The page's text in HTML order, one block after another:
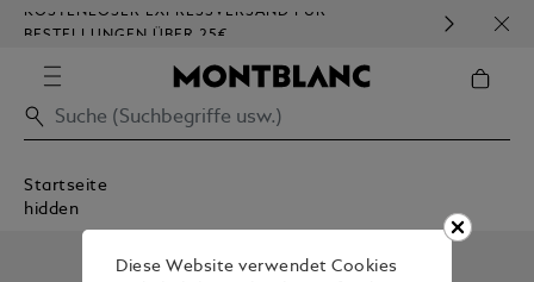
KOSTENLOSER EXPRESSVERSAND FÜR
BESTELLUNGEN ÜBER 25€
Startseite
hidden
Diese Website verwendet Cookies